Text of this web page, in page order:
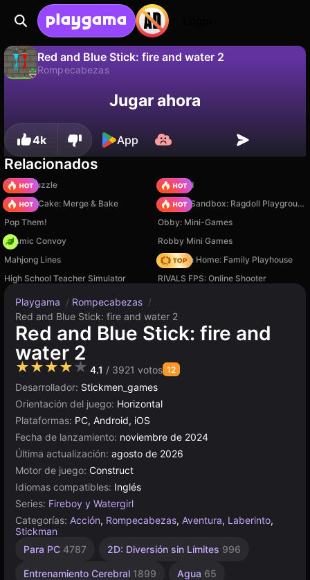
Red and Blue Stick: fire and water 2
Rompecabezas
¡Guarda el progreso!Jugar ahora
4k App
Relacionados
Arrow Puzzle
TB World
Piece of Cake: Merge & Bake
Sprunki Sandbox: Ragdoll Playground Mode
Pop Them!
Obby: Mini-Games
Cosmic Convoy
Robby Mini Games
Mahjong Lines
My Town Home: Family Playhouse
High School Teacher Simulator
RIVALS FPS: Online Shooter
Playgama / Rompecabezas /
Red and Blue Stick: fire and water 2
Red and Blue Stick: fire and
water 2
★★★★★ 4.1 / 3921 votos 12
Desarrollador: Stickmen_games
Orientación del juego: Horizontal
Plataformas: PC, Android, iOS
Fecha de lanzamiento: noviembre de 2024
Última actualización: agosto de 2026
Motor de juego: Construct
Idiomas compatibles: Inglés
Series: Fireboy y Watergirl
Categorías: Acción, Rompecabezas, Aventura, Laberinto,
Stickman
Para PC 4787 2D: Diversión sin Límites 996
Entrenamiento Cerebral 1899 Agua 65
Mentales
Coleccionismo
Agilidad
Escritorio
Alta
3572
Para
1481
Píxeles
Browser
Construct